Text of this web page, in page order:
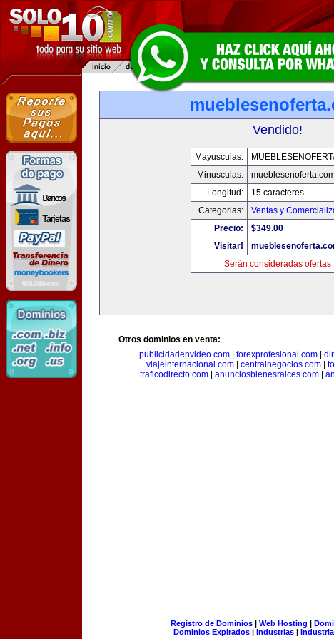
Vendido!
Mayusculas:
Minusculas:
Longitud:
15 caracteres
Categorias:
Ventas y
Precio:
$349.00
Visitar!
Serán consideradas ofertas
Otros dominios en venta:
publicidadenvideo.com| forexprofesional.com|
viajeinternacional.com
centralnegocios.com
traficodirecto.com
anunciosbienesraices.com
Registro de Dominios| Web Hosting |
Dominios Expirados | Industrias |